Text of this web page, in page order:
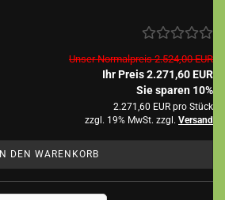
Unser Normalpreis 2.524,00 EUR
Ihr Preis 2.271,60 EUR
Sie sparen 10%
2.271,60 EUR pro Stück
zzgl. 19% MwSt. zzgl. Versand
IN DEN WARENKORB